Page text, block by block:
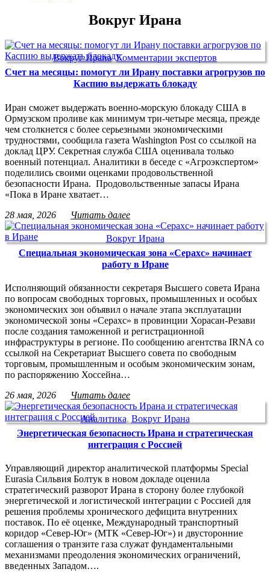
Вокруг Ирана
Вокруг Ирана,Комментарии экспертов
Счет на месяцы: помогут ли Ирану поставки агрогрузов по
Каспию выдержать блокаду
Иран сможет выдержать военно-морскую блокаду США в
Ормузском проливе как минимум три-четыре месяца, прежде
чем столкнется с более серьезными экономическими
трудностями, сообщила газета Washington Post со ссылкой на
доклад ЦРУ. Секретная служба США оценивала только
военный потенциал. Аналитики в беседе с «Агроэкспертом»
поделились своими оценками продовольственной
безопасности Ирана. Продовольственные запасы Ирана
«Пока в Иране хватает…
28 мая, 2026
Читать далее
Вокруг Ирана
Специальная экономическая зона «Серахс» начинает
работу в Иране
Исполняющий обязанности секретаря Высшего совета Ирана
по вопросам свободных торговых, промышленных и особых
экономических зон объявил о начале этапа эксплуатации
экономической зоны «Серахс» в провинции Хорасан-Резави
после создания таможенной и регистрационной
инфраструктуры в регионе. По сообщению агентства IRNA со
ссылкой на Секретариат Высшего совета по свободным
торговым, промышленным и особым экономическим зонам,
по распоряжению Хоссейна…
26 мая, 2026
Читать далее
Аналитика, Вокруг Ирана
Энергетическая безопасность Ирана и стратегическая
интеграция с Россией
Управляющий директор аналитической платформы Special
Eurasia Сильвия Болтук в новом докладе оценила
стратегический разворот Ирана в сторону более глубокой
энергетической и логистической интеграции с Россией для
решения проблемы хронического дефицита внутренних
поставок. По её оценке, Международный транспортный
коридор «Север-Юг» (МТК «Север-Юг») и двусторонние
соглашения о транзите газа служат фундаментальными
механизмами преодоления экономических ограничений,
введенных Западом….